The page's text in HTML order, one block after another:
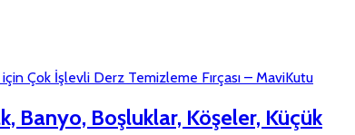
Banyo, Boşluklar, Köşeler, Küçük